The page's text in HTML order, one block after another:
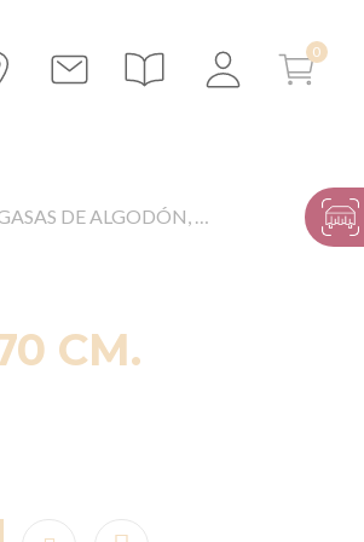
GASAS DE ALGODÓN, MULETONES Y FIELTROS
CM.